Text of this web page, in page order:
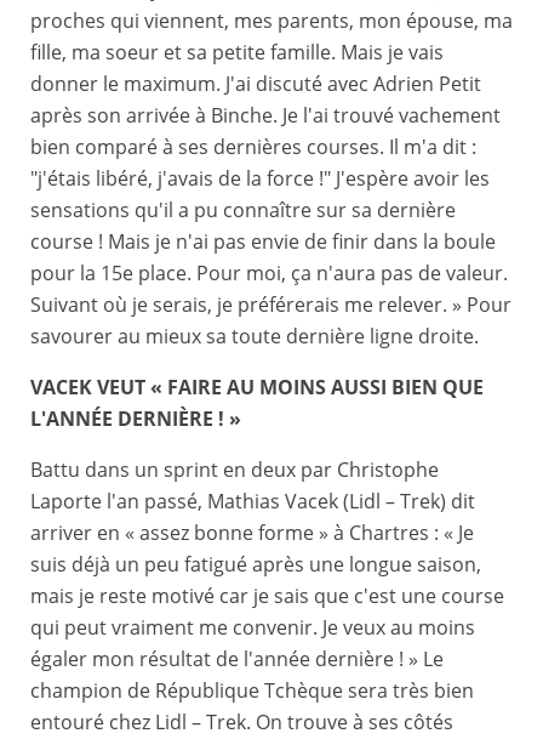
proches qui viennent, mes parents, mon épouse, ma
fille, ma soeur et sa petite famille. Mais je vais
donner le maximum. J'ai discuté avec Adrien Petit
après son arrivée à Binche. Je l'ai trouvé vachement
bien comparé à ses dernières courses. Il m'a dit :
"j'étais libéré, j'avais de la force !" J'espère avoir les
sensations qu'il a pu connaître sur sa dernière
course ! Mais je n'ai pas envie de finir dans la boule
pour la 15e place. Pour moi, ça n'aura pas de valeur.
Suivant où je serais, je préférerais me relever. » Pour
savourer au mieux sa toute dernière ligne droite.
VACEK VEUT « FAIRE AU MOINS AUSSI BIEN QUE
L'ANNÉE DERNIÈRE ! »
Battu dans un sprint en deux par Christophe
Laporte l'an passé, Mathias Vacek (Lidl – Trek) dit
arriver en « assez bonne forme » à Chartres : « Je
suis déjà un peu fatigué après une longue saison,
mais je reste motivé car je sais que c'est une course
qui peut vraiment me convenir. Je veux au moins
égaler mon résultat de l'année dernière ! » Le
champion de République Tchèque sera très bien
entouré chez Lidl – Trek. On trouve à ses côtés